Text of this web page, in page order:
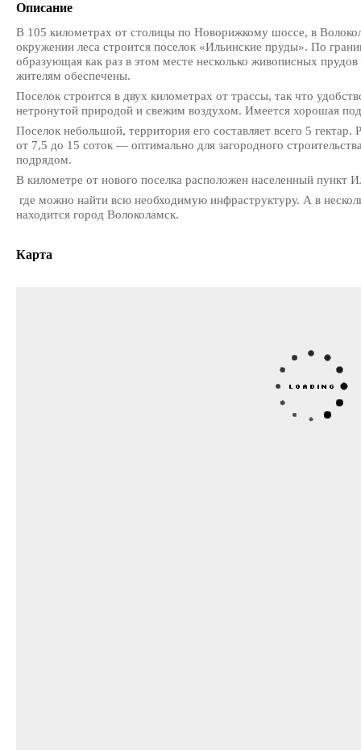
Описание
В 105 километрах от столицы по Новорижкому шоссе, в
окружении леса строится поселок «Ильинские пруды». По
образующая как раз в этом месте несколько живописных
жителям обеспечены.
Поселок строится в двух километрах от трассы, так что
нетронутой природой и свежим воздухом. Имеется хорошая
Поселок небольшой, территория его составляет всего 5
от 7,5 до 15 соток — оптимально для загородного
подрядом.
В километре от нового поселка расположен населенный пункт
где можно найти всю необходимую инфраструктуру. А в
находится город Волоколамск.
Карта